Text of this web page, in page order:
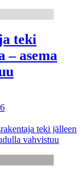
teki
– asema
teki jälleen
vahvistuu